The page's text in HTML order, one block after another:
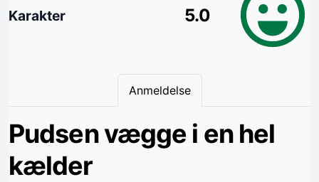
Karakter 5.0
Anmeldelse
Pudsen vægge i en hel
kælder